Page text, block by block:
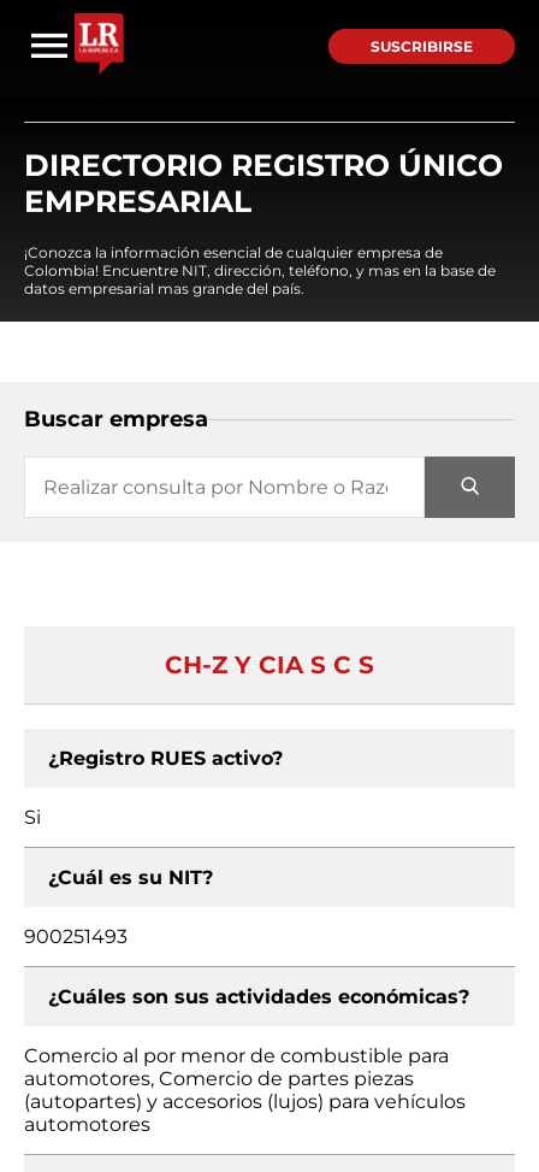
SUSCRIBIRSE
DIRECTORIO REGISTRO ÚNICO
EMPRESARIAL
¡Conozca la información esencial de cualquier empresa de
Colombia! Encuentre NIT, dirección, teléfono, y mas en la base de
datos empresarial mas grande del país.
Buscar empresa
CH-Z Y CIA S C S
¿Registro RUES activo?
Si
¿Cuál es su NIT?
900251493
¿Cuáles son sus actividades económicas?
Comercio al por menor de combustible para
automotores, Comercio de partes piezas
(autopartes) y accesorios (lujos) para vehículos
automotores